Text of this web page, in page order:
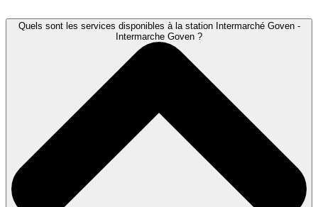
Quels sont les services disponibles à la station Intermarché Goven -
Intermarche Goven ?